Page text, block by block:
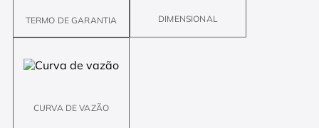
TERMO DE GARANTIA DIMENSIONAL
CURVA DE VAZÃO